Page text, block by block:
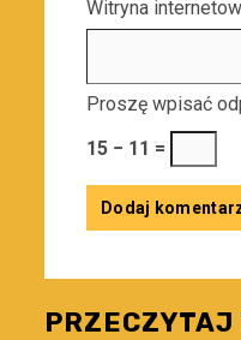
Witryna
Proszę wpisać
15 − 11 =
PRZECZYTAJ